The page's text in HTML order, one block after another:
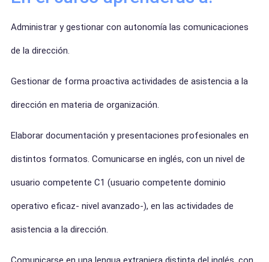
Administrar y gestionar con autonomía las comunicaciones
de la dirección.
Gestionar de forma proactiva actividades de asistencia a la
dirección en materia de organización.
Elaborar documentación y presentaciones profesionales en
distintos formatos. Comunicarse en inglés, con un nivel de
usuario competente C1 (usuario competente dominio
operativo eficaz- nivel avanzado-), en las actividades de
asistencia a la dirección.